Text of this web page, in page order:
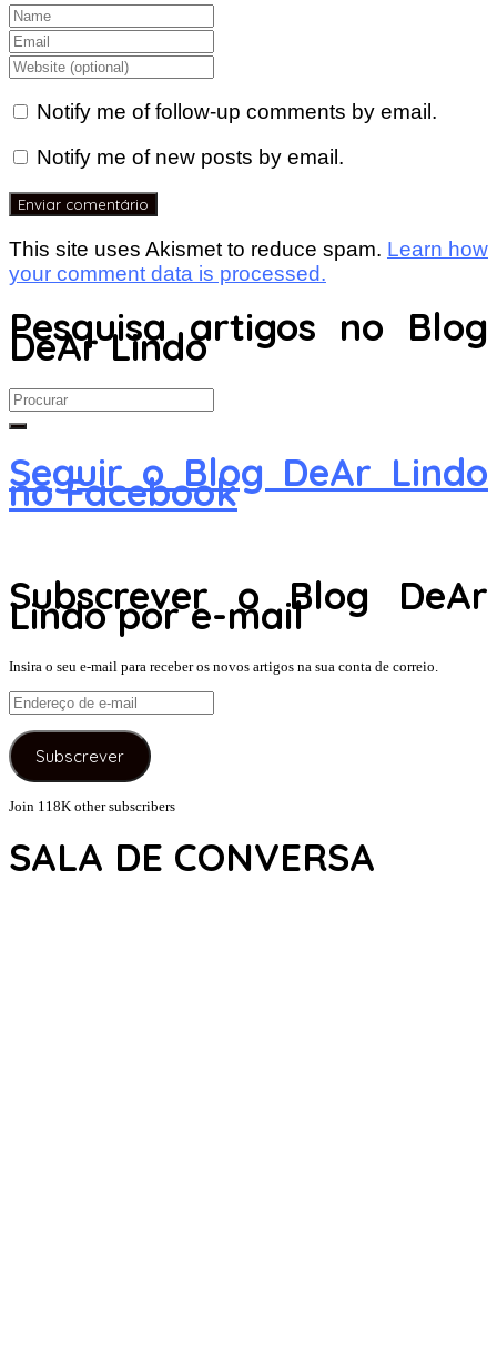
Notify me of follow-up comments by email.
Notify me of new posts by email.
This site uses Akismet to reduce spam. Learn how
your comment data is processed.
Pesquisa artigos no Blog
DeAr Lindo
Search
for:
Seguir o Blog DeAr Lindo
no Facebook
Subscrever o Blog DeAr
Lindo por e-mail
Insira o seu e-mail para receber os novos artigos na sua conta de correio.
Endereço
de
e-
mail
Subscrever
Join 118K other subscribers
SALA DE CONVERSA